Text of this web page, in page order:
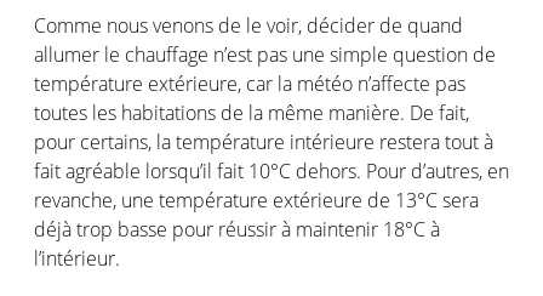
Comme nousvenons de le voir, décider de quand
allumer le chauffage n’est pas une simple question de
température extérieure, car la météo n’affecte pas
toutes les habitations de la même manière. De fait,
pour certains, latempérature intérieure resteratout à
faitagréable lorsqu’il fait 10°C dehors. Pour d’autres, en
revanche, une température extérieure de 13°C sera
déjà trop basse pour réussirà maintenir 18°C à
l’intérieur.